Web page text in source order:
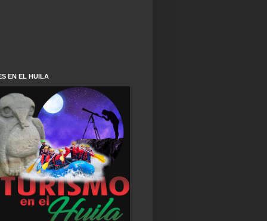
EN EL HUILA